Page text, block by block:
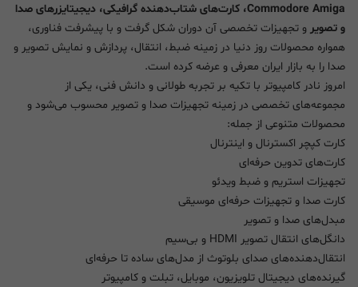
Commodore Amiga، کارت‌های شتاب‌دهنده گرافیکی، دیجیتایزرهای صدا
و تصویر و تجهیزات تخصصی آن دوران شکل گرفت و با پیشرفت فناوری،
همواره محصولات روز دنیا در زمینه ضبط، انتقال، پردازش و نمایش تصویر و
صدا را به بازار ایران معرفی و عرضه کرده است.
امروز نادر کامپیوتر با تکیه بر تجربه طولانی و دانش فنی، یکی از
مجموعه‌های تخصصی در زمینه تجهیزات صدا و تصویر محسوب می‌شود و
محصولات متنوعی از جمله:
کارت کپچر اکسترنال و اینترنال
کارت‌های تدوین حرفه‌ای
تجهیزات استریم و ضبط ویدئو
کارت صدا و تجهیزات حرفه‌ای موسیقی
مبدل‌های صدا و تصویر
دانگل‌های انتقال تصویر HDMI و بی‌سیم
انتقال‌دهنده‌های صدای بلوتوث از مدل‌های ساده تا حرفه‌ای
گیرنده‌های دیجیتال تلویزیون، موبایل، تبلت و کامپیوتر